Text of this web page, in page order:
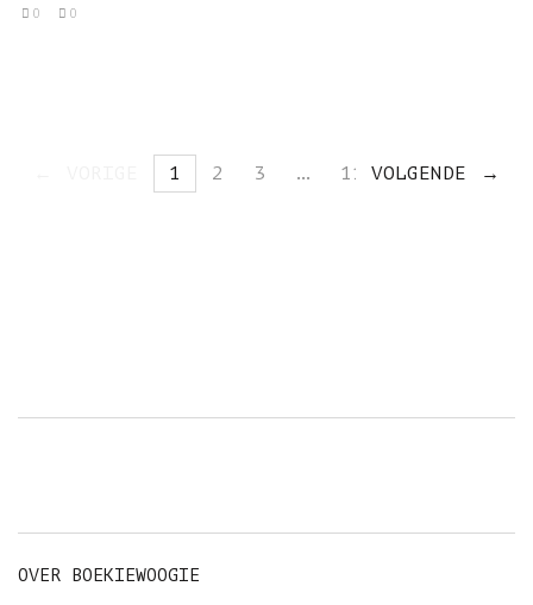
0 0
1 2 3 … 11 VOLGENDE
OVER BOEKIEWOOGIE